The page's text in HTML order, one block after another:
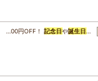
…00円OFF！記念日や誕生日 …